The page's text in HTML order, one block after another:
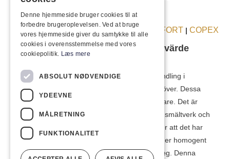
Du kan läsa mer om dessa skrotsaxar här: LEFORT | COPEX
Steg 2: Dokumentförstörare – ökat värde
genom dokumentförstöring
Efter att skrotet har genomgått sin första omvandling i
skrotsaxen är dokumentförstöraren redo att ta över. Dessa
maskiner bryter ned det primära skrotet ytterligare. Det är
mycket billigare och mindre resurskrävande för smältverk och
större sorteringsenheter att hantera skrotet efter att det har
fragmenterats. Storleken på metallskrotet blir mer homogent
och det börjar ta form för att sorteras i nästa steg. Denna
Denne hjemmeside bruger cookies til at
forbedre brugeroplevelsen. Ved at bruge
vores hjemmeside giver du samtykke til alle
cookies i overensstemmelse med vores
cookiepolitik. Læs mere
ABSOLUT NØDVENDIGE
YDEEVNE
MÅLRETNING
FUNKTIONALITET